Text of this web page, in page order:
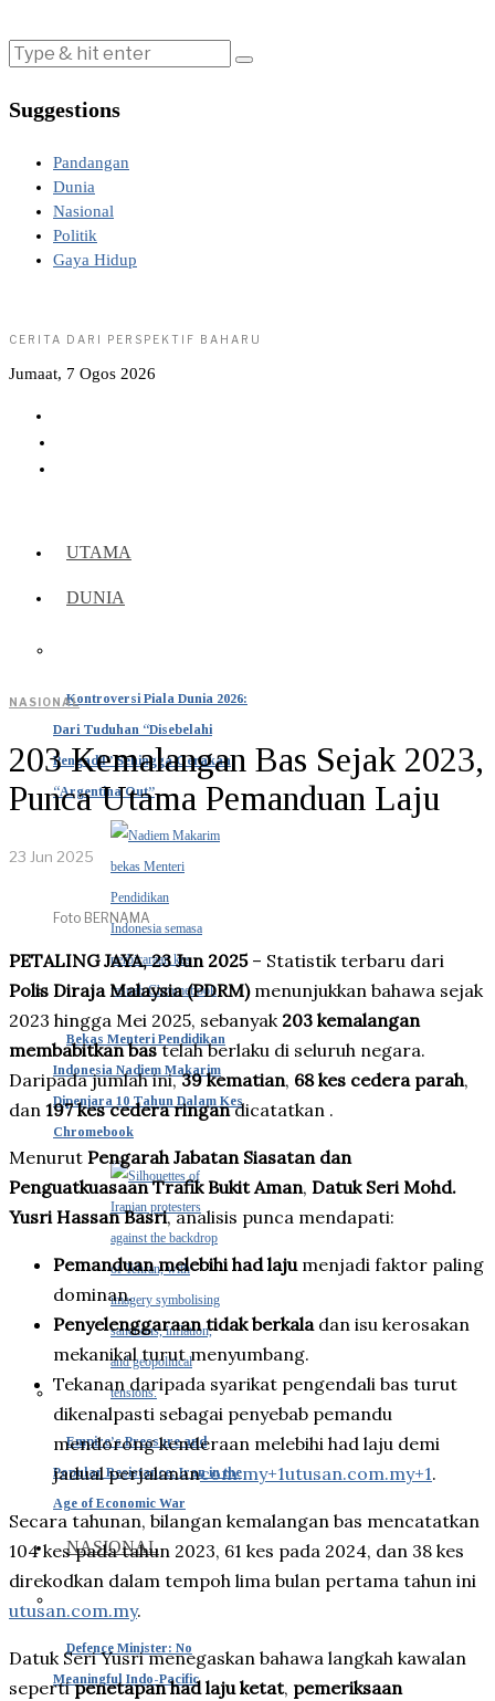
Suggestions
Pandangan
Dunia
Nasional
Politik
Gaya Hidup
CERITA DARI PERSPEKTIF BAHARU
Jumaat, 7 Ogos 2026
UTAMA
DUNIA
Kontroversi Piala Dunia 2026:
Dari Tuduhan “Disebelahi
Pengadil” Sehingga Gerakan
“Argentina Out”
Bekas Menteri Pendidikan
Indonesia Nadiem Makarim
Dipenjara 10 Tahun Dalam Kes
Chromebook
Empire’s Pressure and
Popular Resistance: Iran in the
Age of Economic War
NASIONAL
Defence Minister: No
Meaningful Indo-Pacific
NASIONAL
203 Kemalangan Bas Sejak 2023,
Punca Utama Pemanduan Laju
23 Jun 2025
Foto BERNAMA
PETALING JAYA, 23 Jun 2025– Statistik terbaru dari
Polis Diraja Malaysia (PDRM)menunjukkan bahawa sejak
2023 hingga Mei 2025, sebanyak 203 kemalangan
membabitkan bastelah berlaku di seluruh negara.
Daripada jumlah ini,39 kematian, 68 kes cedera parah,
dan 197 kes cedera ringandicatatkan .
Menurut Pengarah Jabatan Siasatan dan
Penguatkuasaan Trafik Bukit Aman, Datuk Seri Mohd.
Yusri Hassan Basri, analisis punca mendapati:
Pemanduan melebihi had lajumenjadi faktor paling
dominan.
Penyelenggaraan tidak berkaladan isu kerosakan
mekanikal turut menyumbang.
Tekanan daripada syarikat pengendali bas turut
dikenalpasti sebagai penyebab pemandu
mendorong kenderaan melebihi had laju demi
jadual perjalanancom.my+1utusan.com.my+1.
Secara tahunan, bilangan kemalangan bas mencatatkan
104 kes pada tahun 2023, 61 kes pada 2024, dan 38 kes
direkodkan dalam tempoh lima bulan pertama tahun ini
utusan.com.my.
Datuk Seri Yusri menegaskan bahawa langkah kawalan
sepertipenetapan had laju ketat, pemeriksaan